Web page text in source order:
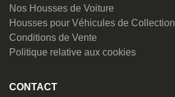
Nos Housses de Voiture
Housses pour Véhicules de Collection
Conditions de Vente
Politique relative aux cookies
CONTACT